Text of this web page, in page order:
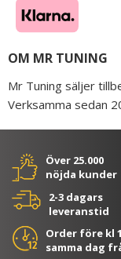
OM MR TUNING
Mr Tuning säljer
Verksamma sedan
Över 25.000
nöjda kunder
2-3 dagars
leveranstid
Order före kl
samma dag